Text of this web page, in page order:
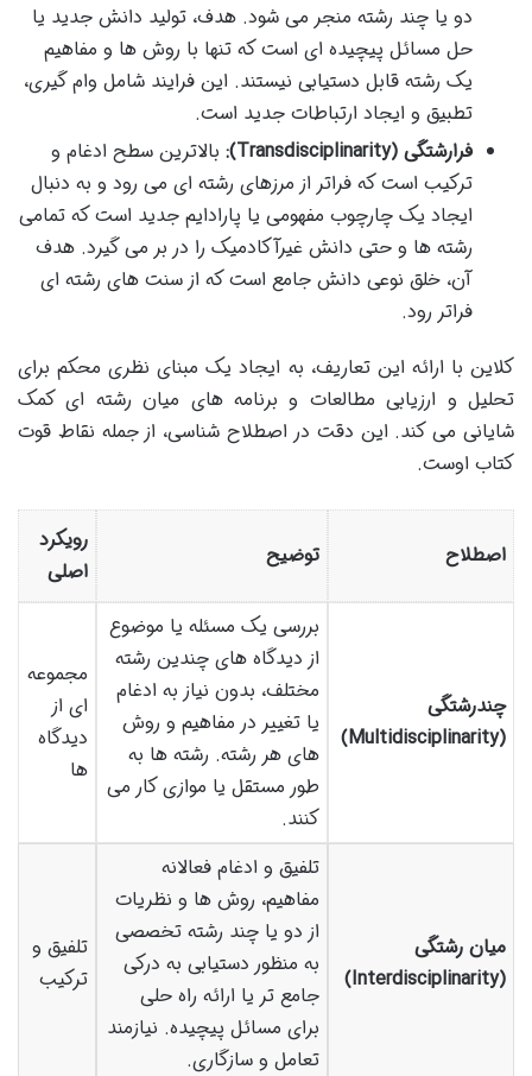
دو یا چند رشته منجر می شود. هدف، تولید دانش جدید یا
حل مسائل پیچیده ای است که تنها با روش ها و مفاهیم
یک رشته قابل دستیابی نیستند. این فرایند شامل وام گیری،
تطبیق و ایجاد ارتباطات جدید است.
فرارشتگی (Transdisciplinarity):
بالاترین سطح ادغام و
ترکیب است که فراتر از مرزهای رشته ای می رود و به دنبال
ایجاد یک چارچوب مفهومی یا پارادایم جدید است که تمامی
رشته ها و حتی دانش غیرآکادمیک را در بر می گیرد. هدف
آن، خلق نوعی دانش جامع است که از سنت های رشته ای
فراتر رود.
کلاین با ارائه این تعاریف، به ایجاد یک مبنای نظری محکم برای
تحلیل و ارزیابی مطالعات و برنامه های میان رشته ای کمک
شایانی می کند. این دقت در اصطلاح شناسی، از جمله نقاط قوت
کتاب اوست.
اصطلاح توضیح
رویکرد
اصلی
چندرشتگی
(Multidisciplinarity)
بررسی یک مسئله یا موضوع
از دیدگاه های چندین رشته
مختلف، بدون نیاز به ادغام
یا تغییر در مفاهیم و روش
های هر رشته. رشته ها به
طور مستقل یا موازی کار می
کنند.
مجموعه
ای از
دیدگاه
ها
میان رشتگی
(Interdisciplinarity)
تلفیق و ادغام فعالانه
مفاهیم، روش ها و نظریات
از دو یا چند رشته تخصصی
به منظور دستیابی به درکی
جامع تر یا ارائه راه حلی
برای مسائل پیچیده. نیازمند
تعامل و سازگاری.
تلفیق و
ترکیب